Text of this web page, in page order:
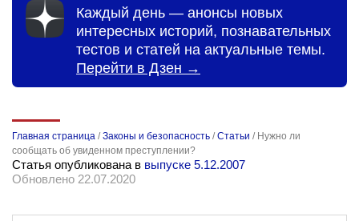
Каждый день — анонсы новых
интересных историй, познавательных
тестов и статей на актуальные темы.
Перейти в Дзен →
Главная страница /Законы и безопасность /Статьи / Нужно ли
сообщать об увиденном преступлении?
Статья опубликована в выпуске 5.12.2007
Обновлено 22.07.2020